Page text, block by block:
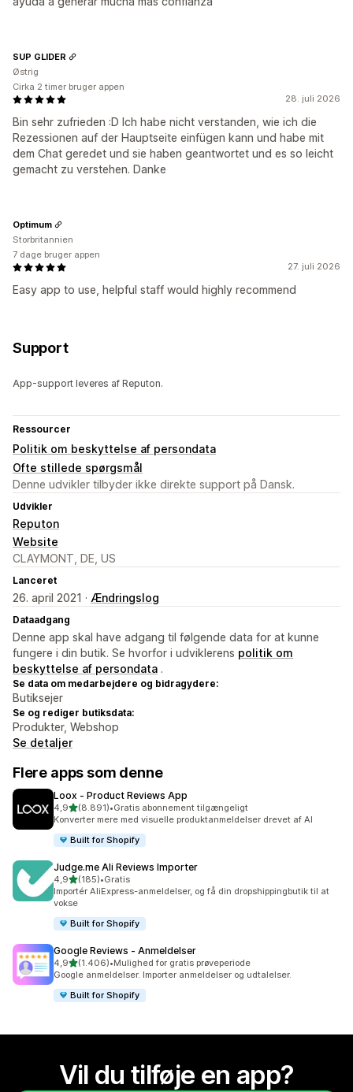
28. juli 2026
Bin sehr zufrieden :D Ich habe nicht verstanden, wie ich die
Rezessionen auf der Hauptseite einfügen kann und habe mit
dem Chat geredet und sie haben geantwortet und es so leicht
gemacht zu verstehen. Danke
SUP GLIDER
Østrig
Cirka 2 timer bruger appen
27. juli 2026
Easy app to use, helpful staff would highly recommend
Optimum
Storbritannien
7 dage bruger appen
Support
App-support leveres af Reputon.
Ressourcer
Politik om beskyttelse af persondata
Ofte stillede spørgsmål
Denne udvikler tilbyder ikke direkte support på Dansk.
Udvikler
Reputon
Website
CLAYMONT, DE, US
Lanceret
26. april 2021 · Ændringslog
Dataadgang
Denne app skal have adgang til følgende data for at kunne
fungere i din butik. Se hvorfor i udviklerens politik om
beskyttelse af persondata .
Se data om medarbejdere og bidragydere:
Butiksejer
Se og rediger butiksdata:
Produkter, Webshop
Se detaljer
Flere apps som denne
Loox ‑ Product Reviews App
4,9ud af 5 stjerner
(8.891)
8891 anmeldelser i alt
•Gratis abonnement tilgængeligt
Konverter mere med visuelle produktanmeldelser drevet af AI
Built for Shopify
Judge.me Ali Reviews Importer
4,9ud af 5 stjerner
(185)
185 anmeldelser i alt
•Gratis
Importér AliExpress-anmeldelser, og få din dropshippingbutik til at
vokse
Built for Shopify
Google Reviews ‑ Anmeldelser
4,9ud af 5 stjerner
(1.406)
1406 anmeldelser i alt
•Mulighed for gratis prøveperiode
Google anmeldelser. Importer anmeldelser og udtalelser.
Built for Shopify
Vil du tilføje en app?